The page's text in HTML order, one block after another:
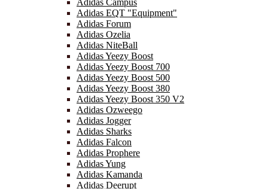
Adidas Campus
Adidas EQT "Equipment"
Adidas Forum
Adidas Ozelia
Adidas NiteBall
Adidas Yeezy Boost
Adidas Yeezy Boost 700
Adidas Yeezy Boost 500
Adidas Yeezy Boost 380
Adidas Yeezy Boost 350 V2
Adidas Ozweego
Adidas Jogger
Adidas Sharks
Adidas Falcon
Adidas Prophere
Adidas Yung
Adidas Kamanda
Adidas Deerupt